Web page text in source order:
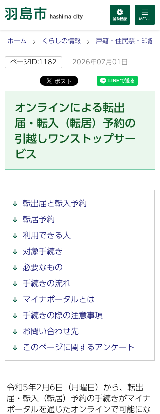
ホーム くらしの情報 戸籍・住民票・印鑑
ページID:1182 2026年07月01日
オンラインによる転出
届・転入（転居）予約の
引越しワンストップサー
ビス
転出届と転入予約
転居予約
利用できる人
対象手続き
必要なもの
手続きの流れ
マイナポータルとは
手続きの際の注意事項
お問い合わせ先
このページに関するアンケート
令和5年2月6日（月曜日）から、転出
届・転入（転居）予約の手続きがマイナ
ポータルを通じたオンラインで可能にな